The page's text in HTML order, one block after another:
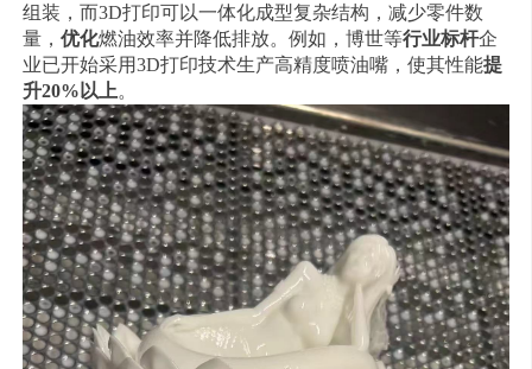
组装，而3D打印可以一体化成型复杂结构，减少零件数
量，优化燃油效率并降低排放。例如，博世等行业标杆企
业已开始采用3D打印技术生产高精度喷油嘴，使其性能提
升20%以上。